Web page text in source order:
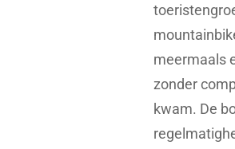
meermaals
zonder
kwam. De